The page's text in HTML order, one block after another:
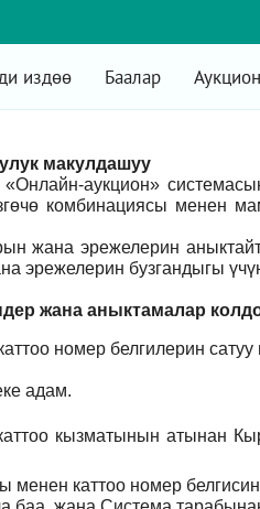
издөө Баалар
макулдашуу
аукцион»
комбинациясы менен
жана эрежелерин
бузгандыгы
жана аныктамалар
номер белгилерин сатуу
адам.
кызматынын атынан
менен каттоо номер